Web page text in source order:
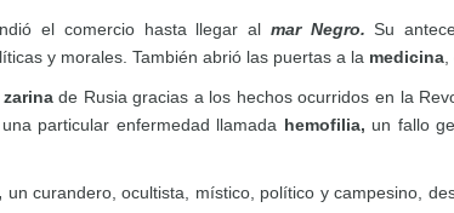
el comercio hasta llegar al mar Negro. Su
y morales. También abrió las puertas a la medicina
de Rusia gracias a los hechos ocurridos en la
particular enfermedad llamada hemofilia, un fallo
un curandero, ocultista, místico, político y campesino,